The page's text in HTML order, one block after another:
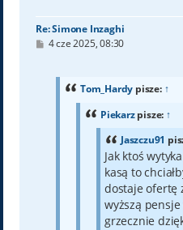
Re: Simone Inzaghi
P4 cze 2025, 08:30
Tom_Hardy pisze: ↑
Piekarzpisze: ↑
Jaszczu91
Jak ktoś
kasą to
dostaje ofertę
wyższą
grzecznie